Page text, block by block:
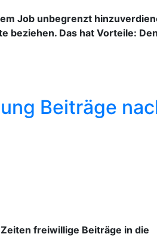
Job unbegrenzt
beziehen. Das hat Vorteile:
Beiträge
freiwillige Beiträge in die